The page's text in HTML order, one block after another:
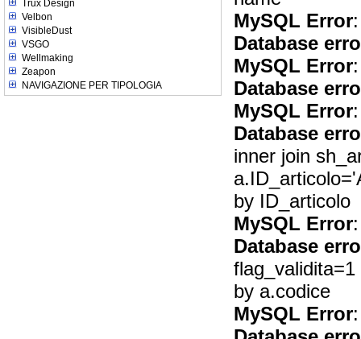
Trux Design
Velbon
VisibleDust
VSGO
Wellmaking
Zeapon
NAVIGAZIONE PER TIPOLOGIA
MySQL Error
Database
MySQL Error
Database
MySQL Error
Database
inner join
by ID_articolo
MySQL Error
Database
by a.codice
MySQL Error